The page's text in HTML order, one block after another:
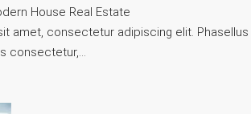
House Real Estate
amet, consectetur adipiscing elit. Phasellus
consectetur,…